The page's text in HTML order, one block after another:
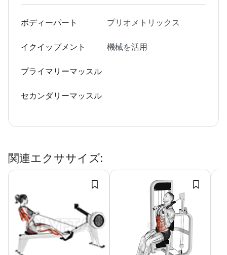
ボディーパート プリオメトリックス
イクイップメント 機械を活用
プライマリーマッスル
セカンダリーマッスル
関連エクササイズ: